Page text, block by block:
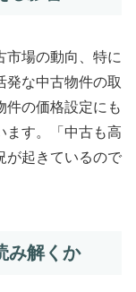
市場の動向、特に
発な中古物件の取
件の価格設定にも
ます。「中古も高
が起きているので
み解くか